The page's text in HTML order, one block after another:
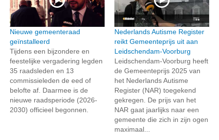
Nieuwe gemeenteraad
geïnstalleerd
Tijdens een bijzondere en
feestelijke vergadering legden
35 raadsleden en 13
commissieleden de eed of
belofte af. Daarmee is de
nieuwe raadsperiode (2026-
2030) officieel begonnen.
Nederlands Autisme Register
reikt Gemeenteprijs uit aan
Leidschendam-Voorburg
Leidschendam-Voorburg heeft
de Gemeenteprijs 2025 van
het Nederlands Autisme
Register (NAR) toegekend
gekregen. De prijs van het
NAR gaat jaarlijks naar een
gemeente die zich in zijn ogen
maximaal...